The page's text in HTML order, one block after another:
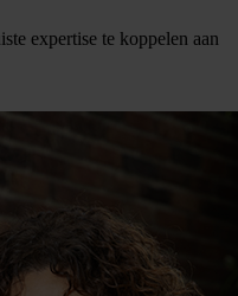
expertise te koppelen aan